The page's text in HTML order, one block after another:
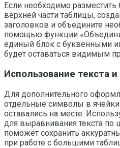
Если необходимо
верхней части таблицы,
заголовков и объедините
помощью функции
единый блок с буквенными
будет оставаться видимым
Использование текста
Для дополнительного
отдельные символы в ячейки
оставались на месте.
для выравнивания текста по
поможет сохранить
при работе с большими